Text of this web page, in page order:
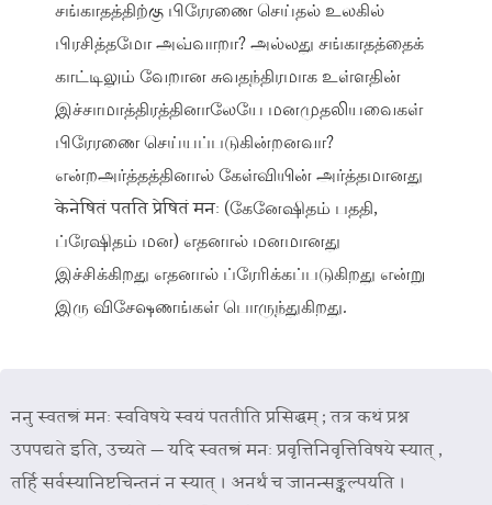
சங்காதத்திற்கு பிரேரணை செய்தல் உலகில்
பிரசித்தமோ அவ்வாறா? அல்லது சங்காதத்தைக்
காட்டிலும் வேறான சுவதந்திரமாக உள்ளதின்
இச்சாமாத்திரத்தினாலேயே மனமுதலியவைகள்
பிரேரணை செய்யப்படுகின்றனவா?
என்றஅர்த்தத்தினால் கேள்வியின் அர்த்தமானது
केनेषितं पतति प्रेषितं मनः (கேனேஷிதம் பததி,
ப்ரேஷிதம் மன) எதனால் மனமானது
இச்சிக்கிறது எதனால் ப்ரேரிக்கப்படுகிறது என்று
இரு விசேஷணங்கள் பொருந்துகிறது.
ननु स्वतन्त्रं मनः स्वविषये स्वयं पततीति प्रसिद्धम् ; तत्र कथं प्रश्न
उपपद्यते इति, उच्यते — यदि स्वतन्त्रं मनः प्रवृत्तिनिवृत्तिविषये स्यात् ,
तर्हि सर्वस्यानिष्टचिन्तनं न स्यात् । अनर्थं च जानन्सङ्कल्पयति ।